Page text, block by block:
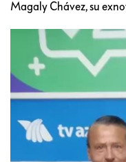
Magaly Chávez, su